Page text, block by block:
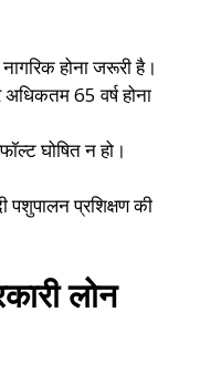
होना जरूरी है।
65 वर्ष होना
घोषित न हो।
पशुपालन प्रशिक्षण की
लोन